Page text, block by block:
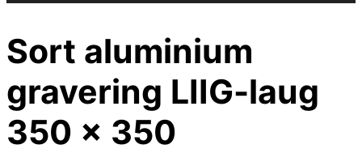
Sort aluminium
gravering LIIG-laug
350 x 350